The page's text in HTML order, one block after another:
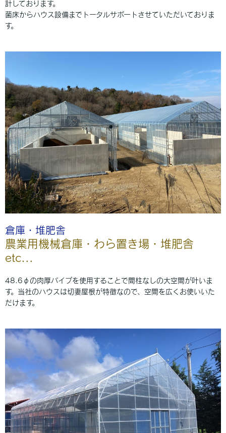
計しております。
菌床からハウス設備までトータルサポートさせていただいておりま
す。
倉庫・堆肥舎
農業用機械倉庫・わら置き場・堆肥舎
etc...
48.6φの肉厚パイプを使用することで間柱なしの大空間が叶いま
す。当社のハウスは切妻屋根が特徴なので、空間を広くお使いいた
だけます。